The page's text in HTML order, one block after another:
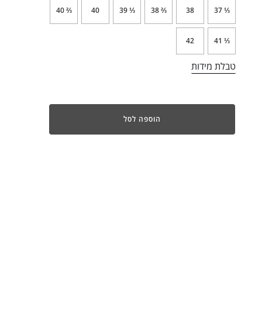
⅓ 37
38
⅔ 38
⅓ 39
40
⅔ 40
⅓ 41
42
טבלת מידות
הוספה לסל